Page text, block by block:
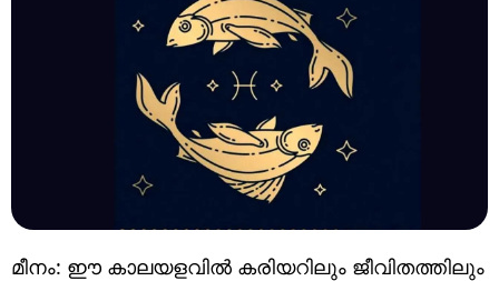
മീനം: ഈ കാലയളവിൽ കരിയറിലും ജീവിതത്തിലും